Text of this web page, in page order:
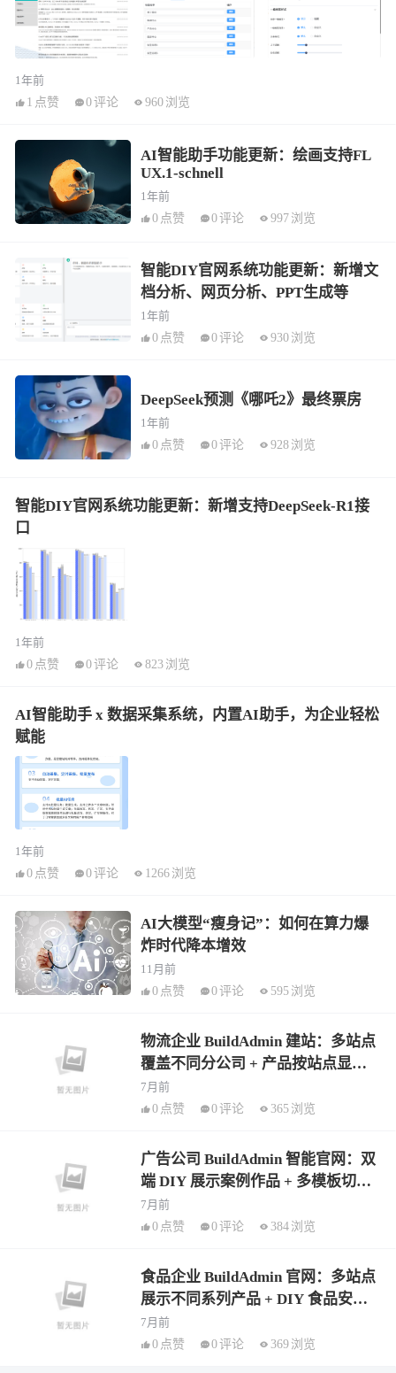
1年前
1 点赞 0评论 960 浏览
AI智能助手功能更新：绘画支持FL
UX.1-schnell
1年前
0 点赞 0评论 997 浏览
智能DIY官网系统功能更新：新增文
档分析、网页分析、PPT生成等
1年前
0 点赞 0评论 930 浏览
DeepSeek预测《哪吒2》最终票房
1年前
0 点赞 0评论 928 浏览
智能DIY官网系统功能更新：新增支持DeepSeek-R1接
口
1年前
0 点赞 0评论 823 浏览
AI智能助手 x 数据采集系统，内置AI助手，为企业轻松
赋能
1年前
0 点赞 0评论 1266 浏览
AI大模型“瘦身记”：如何在算力爆
炸时代降本增效
11月前
0 点赞 0评论 595 浏览
物流企业 BuildAdmin 建站：多站点
覆盖不同分公司 + 产品按站点显示
物流线路 + AI 物流知识文章
7月前
0 点赞 0评论 365 浏览
广告公司 BuildAdmin 智能官网：双
端 DIY 展示案例作品 + 多模板切换
品牌风格 + AI 行业资讯批量生成
7月前
0 点赞 0评论 384 浏览
食品企业 BuildAdmin 官网：多站点
展示不同系列产品 + DIY 食品安全
板块 + AI 营养知识文章生成
7月前
0 点赞 0评论 369 浏览